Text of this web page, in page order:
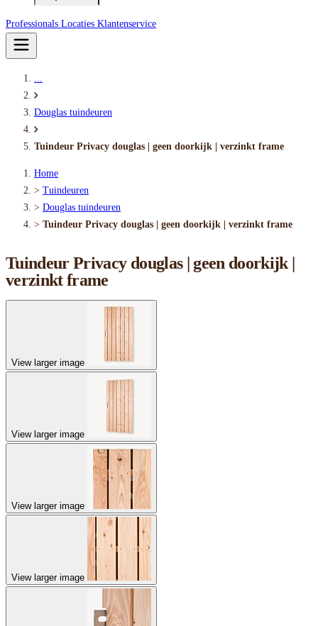
Professionals Locaties Klantenservice
...
Douglas tuindeuren
Tuindeur Privacy douglas | geen doorkijk | verzinkt frame
Home
> Tuindeuren
> Douglas tuindeuren
> Tuindeur Privacy douglas | geen doorkijk | verzinkt frame
Tuindeur Privacy douglas | geen doorkijk |
verzinkt frame
View larger image
View larger image
View larger image
View larger image